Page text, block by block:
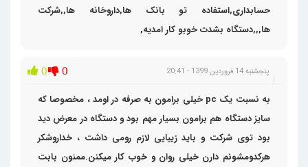
حسابداری,استفاده تو بانک ها,داروخانه ها,,شرکت
ها,,,دستگاه بشدت خوبو کار امدیه,
پنجشنبه 14 فروردین 1399 - 20:41 0 0
به نسبت یک pc خیلی برامون به صرفه در اومد ، مخصوصا که
سایز دستگاه هم برامون بسیار مهم بود و دستگاه در معرض دید
بود توی شرکت و باید زیبایی لازم رومی داشت ، خداروشکر
هرکدومشونم دارن خیلی روان و خوب کار میکنن.ممنون بابت